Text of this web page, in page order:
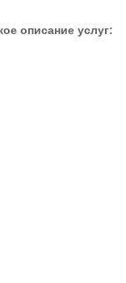
описание услуг: